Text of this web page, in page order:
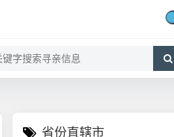
省份直辖市